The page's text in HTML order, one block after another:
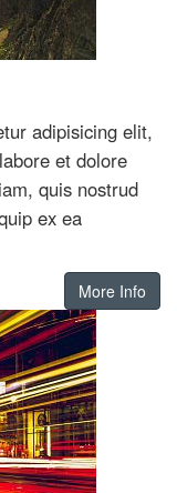
adipisicing elit,
et dolore
quis nostrud
ex ea
More Info